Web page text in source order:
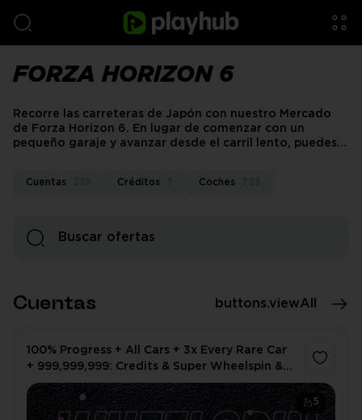
FORZA HORIZON 6
Recorre las carreteras de Japón con nuestro Mercado
de Forza Horizon 6. En lugar de comenzar con un
pequeño garaje y avanzar desde el carril lento, puedes
volante con un mejor progreso, coches más potentes y
Cuentas Créditos Coches
Cuentas buttons.viewAll
5
100% Progress + All Cars + 3x Every Rare Car
+ 999,999,999: Credits & Super Wheelspin &
Wheelspin & Car Mastery (Skill) Points